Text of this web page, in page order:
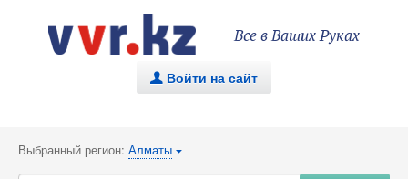
Все в Ваших Руках
. Войти на сайт
Выбранный регион: Алматы {